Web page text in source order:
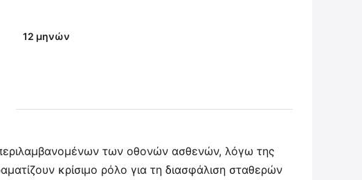
12 μηνών
των οθονών ασθενών, λόγω της
κρίσιμο ρόλο για τη διασφάλιση σταθερών